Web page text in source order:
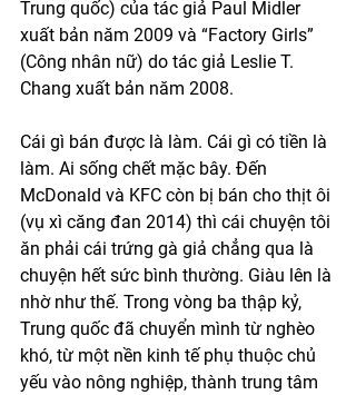
Trung quốc) của tác giả Paul Midler
xuất bản năm 2009 và “Factory Girls”
(Công nhân nữ) do tác giả Leslie T.
Chang xuất bản năm 2008.
Cái gì bán được là làm. Cái gì có tiền là
làm. Ai sống chết mặc bây. Đến
McDonald và KFC còn bị bán cho thịt ôi
(vụ xì căng đan 2014) thì cái chuyện tôi
ăn phải cái trứng gà giả chẳng qua là
chuyện hết sức bình thường. Giàu lên là
nhờ như thế. Trong vòng ba thập kỷ,
Trung quốc đã chuyển mình từ nghèo
khó, từ một nền kinh tế phụ thuộc chủ
yếu vào nông nghiệp, thành trung tâm